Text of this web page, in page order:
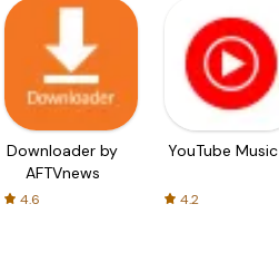
Downloader by
AFTVnews
4.6
YouTube Music
4.2